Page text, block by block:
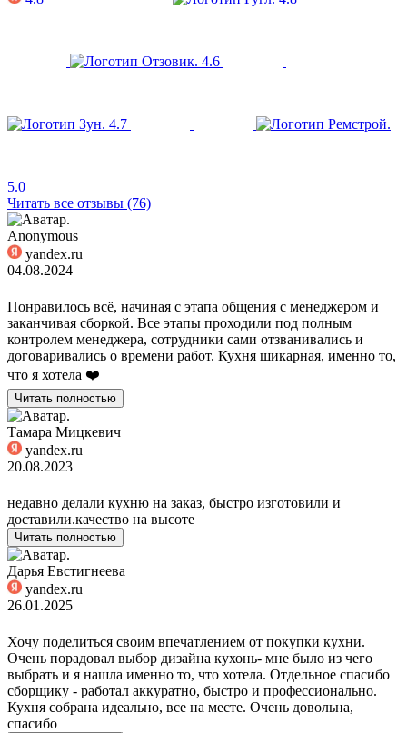
4.6
4.7
5.0
Читать все отзывы (76)
Anonymous
yandex.ru
04.08.2024
Понравилось всё, начиная с этапа общения с менеджером и
заканчивая сборкой. Все этапы проходили под полным
контролем менеджера, сотрудники сами отзванивались и
договаривались о времени работ. Кухня шикарная, именно то,
что я хотела ❤️
Читать полностью
Тамара Мицкевич
yandex.ru
20.08.2023
недавно делали кухню на заказ, быстро изготовили и
доставили.качество на высоте
Читать полностью
Дарья Евстигнеева
yandex.ru
26.01.2025
Хочу поделиться своим впечатлением от покупки кухни.
Очень порадовал выбор дизайна кухонь- мне было из чего
выбрать и я нашла именно то, что хотела. Отдельное спасибо
сборщику - работал аккуратно, быстро и профессионально.
Кухня собрана идеально, все на месте. Очень довольна,
спасибо